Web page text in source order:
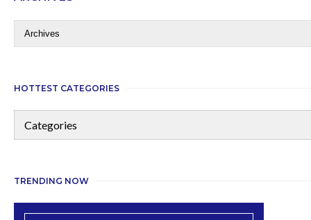
HOTTEST CATEGORIES
TRENDING NOW